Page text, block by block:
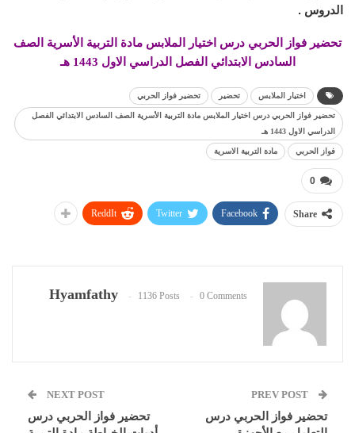
الدروس .
تحضير فواز الحربي درس اختيار الملابس مادة التربية الأسرية الصف
السادس الابتدائي الفصل الدراسي الاول 1443 هـ
اختيار الملابس تحضير تحضير فواز الحربي
تحضير فواز الحربي درس اختيار الملابس مادة التربية الأسرية الصف السادس الابتدائي الفصل
الدراسي الاول 1443 هـ
فواز الحربي مادة التربية الاسرية
0
Share
Facebook
Twitter
ReddIt
Hyamfathy 1136 Posts 0 Comments
تحضير فواز الحربي درس
NEXT POST
تحضير فواز الحربي درس